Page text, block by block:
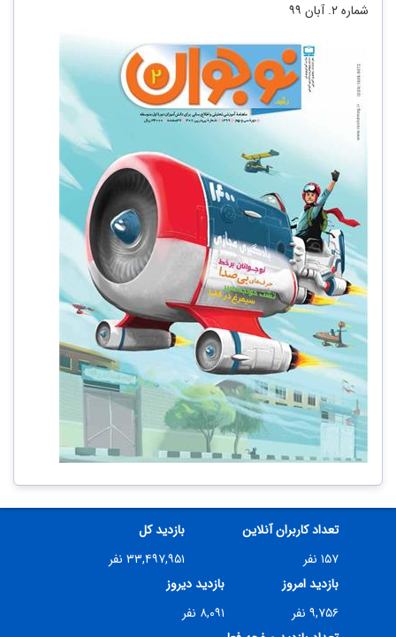
شماره ۲. آبان ۹۹
تعداد کاربران آنلاین
۱۵۷ نفر
بازدید کل
۳۳,۴۹۷,۹۵۱ نفر
بازدید امروز
۹,۷۵۶ نفر
بازدید دیروز
۸,۰۹۱ نفر